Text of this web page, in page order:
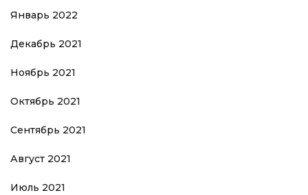
Январь 2022
Декабрь 2021
Ноябрь 2021
Октябрь 2021
Сентябрь 2021
Август 2021
Июль 2021